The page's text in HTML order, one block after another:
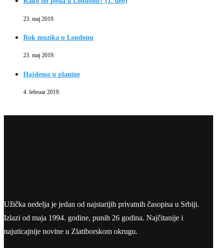
23. maj 2019.
Rok muzika u Londonu
23. maj 2019.
Hajdemo u planine
4. februar 2019.
Užička nedelja je jedan od najstarijih privatnih časopisa u Srbiji.
Izlazi od maja 1994. godine, punih 26 godina. Najčitanije i
najuticajnije novine u Zlatiborskom okrugu.